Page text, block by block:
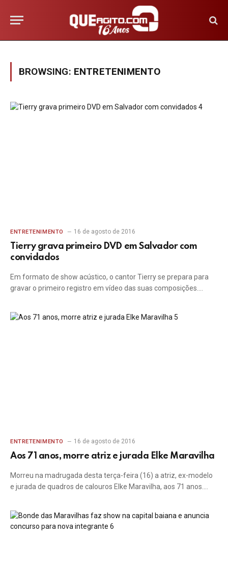
BROWSING: ENTRETENIMENTO
ENTRETENIMENTO 16 de agosto de 2016
Tierry grava primeiro DVD em Salvador com
convidados
Em formato de show acústico, o cantor Tierry se prepara para
gravar o primeiro registro em vídeo das suas composições.…
ENTRETENIMENTO 16 de agosto de 2016
Aos 71 anos, morre atriz e jurada Elke Maravilha
Morreu na madrugada desta terça-feira (16) a atriz, ex-modelo
e jurada de quadros de calouros Elke Maravilha, aos 71 anos.…